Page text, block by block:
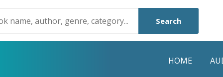
Search
HOME